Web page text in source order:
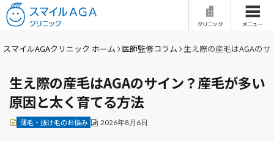
ホーム はじめての方へ
当院の特徴 医師紹介
治療一覧
スマイルAGAクリニック ホーム 医師監修コラム 生え際の産毛はAGAの
生え際の産毛はAGAのサイン？産毛が多い
原因と太く育てる方法
薄毛・抜け毛のお悩み 2026年8月6日